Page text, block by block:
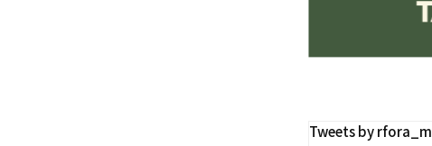
Tweets by rfora_m